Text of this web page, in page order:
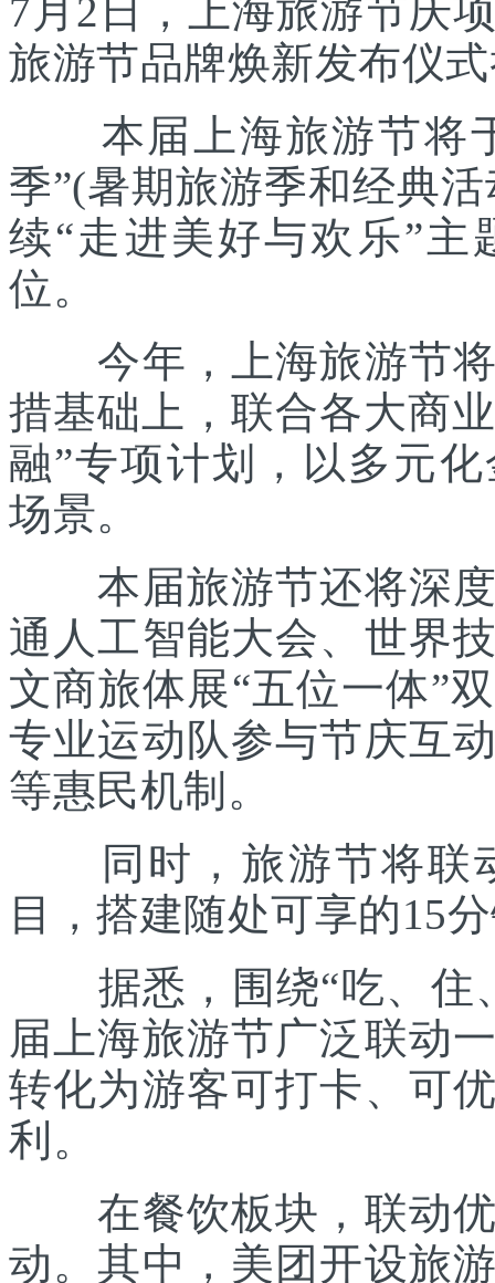
7月2日，上海旅游节庆
旅游节品牌焕新发布仪
本届上海旅游节将于
季”(暑期旅游季和经典
续“走进美好与欢乐”主
位。
今年，上海旅游节将
措基础上，联合各大商
融”专项计划，以多元
场景。
本届旅游节还将深度
通人工智能大会、世界
文商旅体展“五位一体”
专业运动队参与节庆互
等惠民机制。
同时，旅游节将联
目，搭建随处可享的15
据悉，围绕“吃、住
届上海旅游节广泛联动
转化为游客可打卡、可
利。
在餐饮板块，联动优
动。其中，美团开设旅